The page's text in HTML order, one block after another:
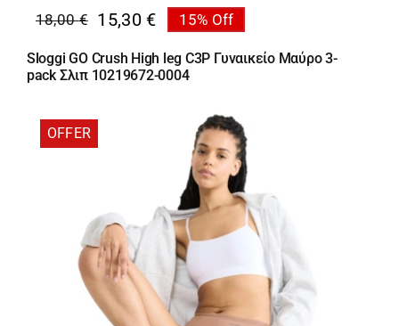
18,00€
Original
price
was:
15,30 €
Η
τρέχουσα
τιμή
15,30 €.
15% Off
Sloggi GO Crush High leg C3P Γυναικείο Μαύρο 3-
pack Σλιπ 10219672-0004
OFFER